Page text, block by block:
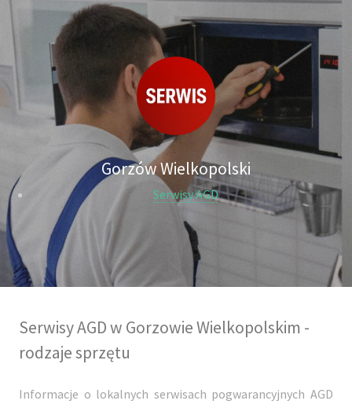
Gorzów Wielkopolski
Serwisy AGD
Serwisy AGD w Gorzowie Wielkopolskim -
rodzaje sprzętu
Informacje o lokalnych serwisach pogwarancyjnych AGD